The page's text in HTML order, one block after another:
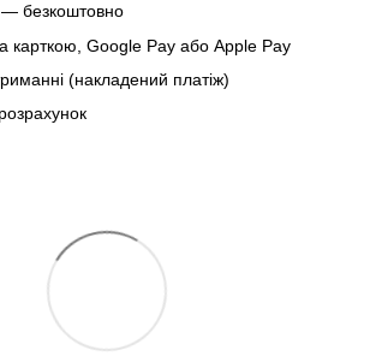
безкоштовно
карткою, Google Pay або Apple Pay
(накладений платіж)